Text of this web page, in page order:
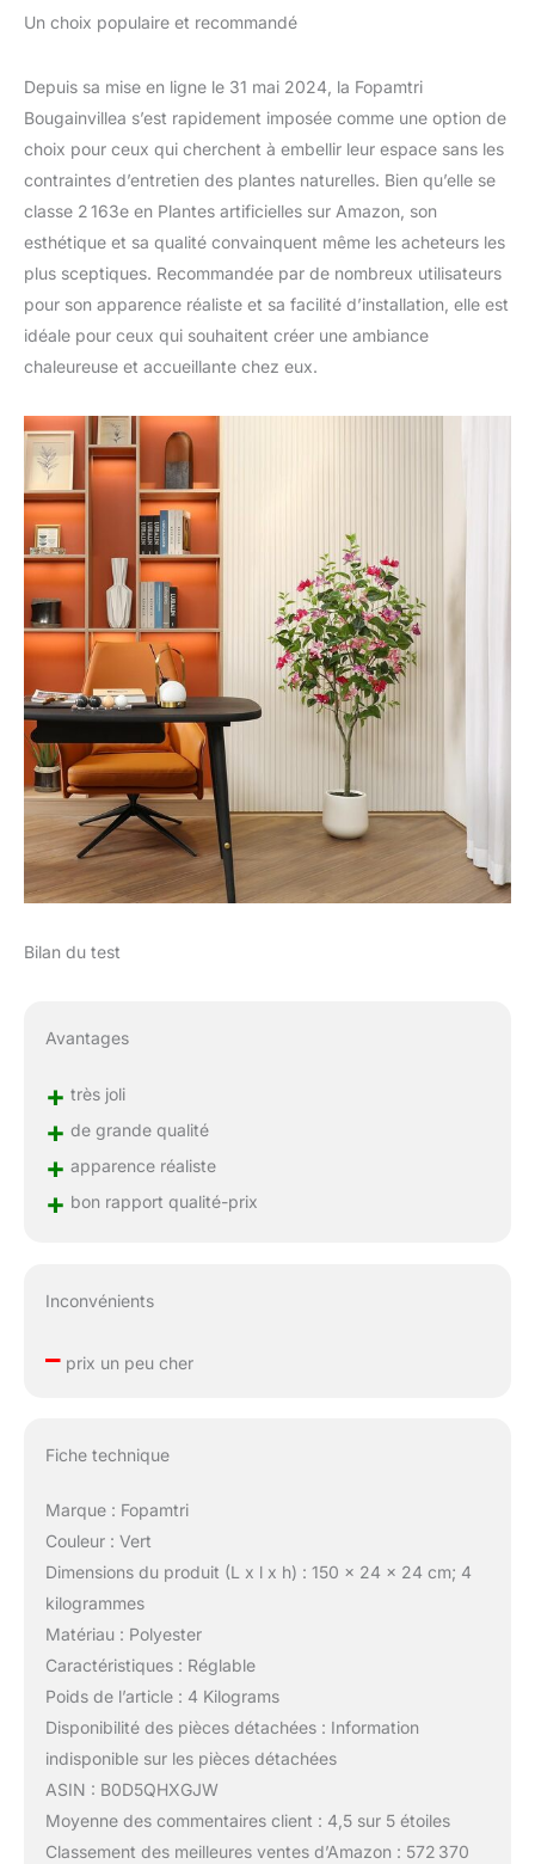
Un choix populaire et recommandé
Depuis sa mise en ligne le 31 mai 2024, la Fopamtri
Bougainvillea s’est rapidement imposée comme une option de
choix pour ceux qui cherchent à embellir leur espace sans les
contraintes d’entretien des plantes naturelles. Bien qu’elle se
classe 2 163e en Plantes artificielles sur Amazon, son
esthétique et sa qualité convainquent même les acheteurs les
plus sceptiques. Recommandée par de nombreux utilisateurs
pour son apparence réaliste et sa facilité d’installation, elle est
idéale pour ceux qui souhaitent créer une ambiance
chaleureuse et accueillante chez eux.
Bilan du test
Avantages
+ très joli
+ de grande qualité
+ apparence réaliste
+ bon rapport qualité-prix
Inconvénients
–prix un peu cher
Fiche technique
Marque : Fopamtri
Couleur : Vert
Dimensions du produit (L x l x h) : 150 x 24 x 24 cm; 4
kilogrammes
Matériau : Polyester
Caractéristiques : Réglable
Poids de l’article : 4 Kilograms
Disponibilité des pièces détachées : Information
indisponible sur les pièces détachées
ASIN : B0D5QHXGJW
Moyenne des commentaires client : 4,5 sur 5 étoiles
Classement des meilleures ventes d’Amazon : 572 370